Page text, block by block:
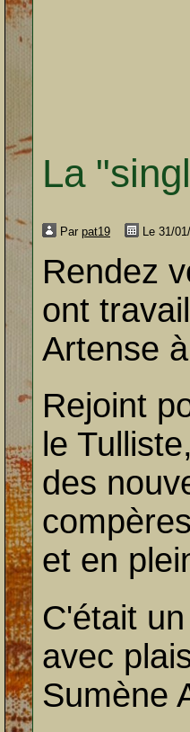
La
Par pat19 Le 31/
Rendez
ont
Artense
Rejoint
le
des
et en
C'était
avec
Sumène